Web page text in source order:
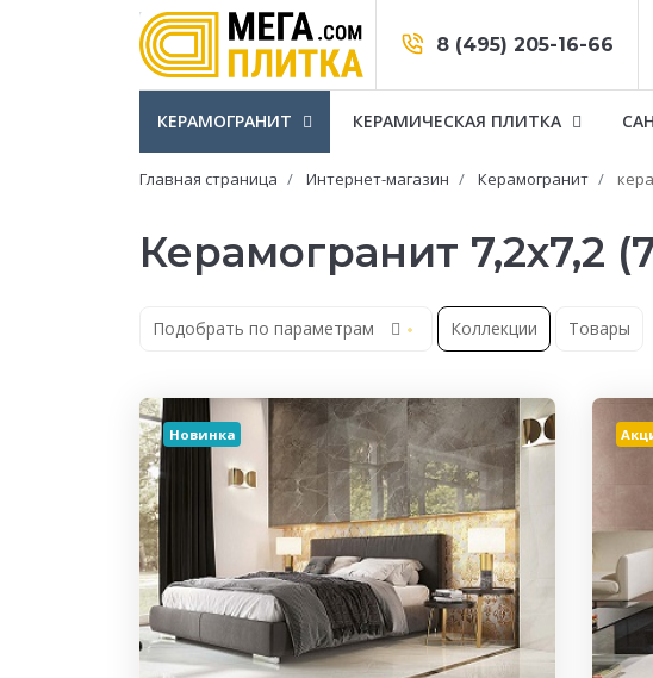
8 (495) 205-16-66
КЕРАМОГРАНИТ КЕРАМИЧЕСКАЯ ПЛИТКА
Главная страница Интернет-магазин Керамогранит
Керамогранит 7,2x7,2
Подобрать по параметрам Коллекции Товары
Новинка